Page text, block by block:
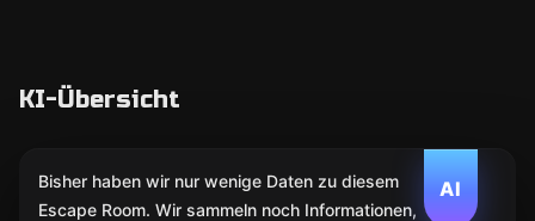
KI-Übersicht
AI
Bisher haben wir nur wenige Daten zu diesem
Escape Room. Wir sammeln noch Informationen,